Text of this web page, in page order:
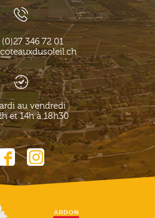
(0)27 346 72 01
au vendredi
et 14h à 18h30